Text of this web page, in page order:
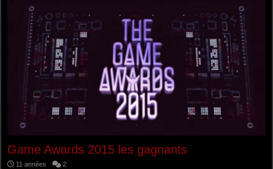
Game Awards 2015 les gagnants
11 années 2